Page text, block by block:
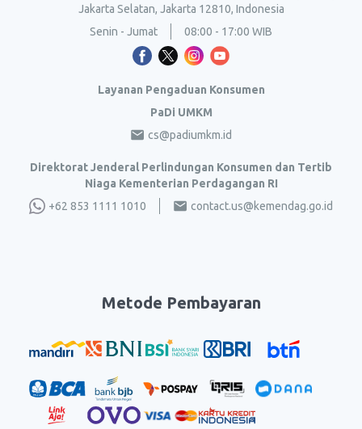
Jakarta Selatan, Jakarta 12810, Indonesia
Senin - Jumat
08:00 - 17:00 WIB
Layanan Pengaduan Konsumen
PaDi UMKM
cs@padiumkm.id
Direktorat Jenderal Perlindungan Konsumen dan Tertib
Niaga Kementerian Perdagangan RI
+62 853 1111 1010
contact.us@kemendag.go.id
Metode Pembayaran